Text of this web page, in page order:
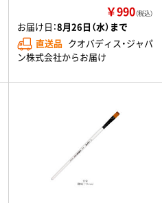
￥990（税込）
お届け日：8月26日（水）まで
直送品 クオバディス・ジャパ
ン株式会社からお届け